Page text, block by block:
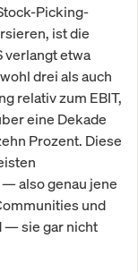
Picking-
ist die
verlangt etwa
drei als auch
relativ zum EBIT,
eine Dekade
Prozent. Diese
also genau jene
und
— sie gar nicht